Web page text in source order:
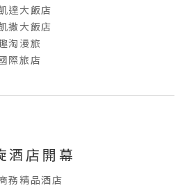
達大飯店
撒大飯店
淘漫旅
際旅店
酒店開幕
務精品酒店